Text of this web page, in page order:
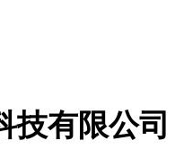
技有限公司